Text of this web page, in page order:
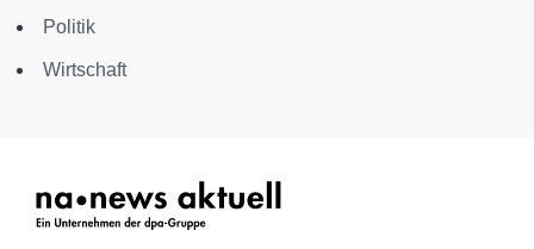
Politik
Wirtschaft